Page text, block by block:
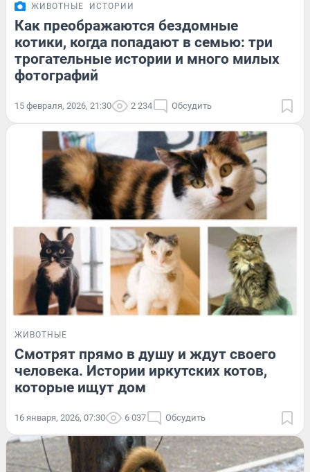
ЖИВОТНЫЕ ИСТОРИИ
Как преображаются бездомные
котики, когда попадают в семью: три
трогательные истории и много милых
фотографий
15 февраля, 2026, 21:30 2 234 Обсудить
ЖИВОТНЫЕ
Смотрят прямо в душу и ждут своего
человека. Истории иркутских котов,
которые ищут дом
16 января, 2026, 07:30 6 037 Обсудить